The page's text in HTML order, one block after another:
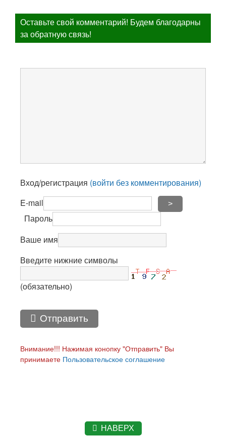
Оставьте свой комментарий! Будем благодарны
за обратную связь!
Вход/регистрация (войти без комментирования)
E-mail
>
Пароль
Ваше имя
Введите нижние символы
(обязательно)
Отправить
Внимание!!! Нажимая конопку "Отправить" Вы
принимаете Пользовательское соглашение
НАВЕРХ